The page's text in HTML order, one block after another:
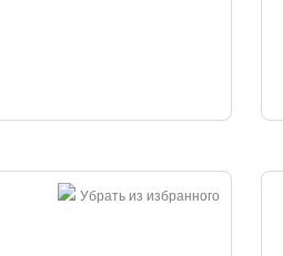
Убрать из избранного